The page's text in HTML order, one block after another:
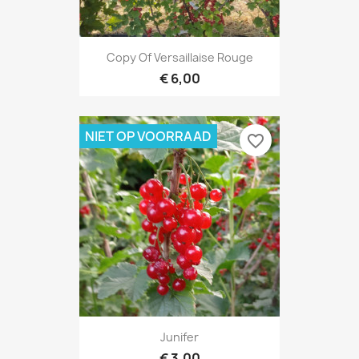
Copy Of Versaillaise Rouge
€ 6,00
Junifer
NIET OP VOORRAAD favorite_border